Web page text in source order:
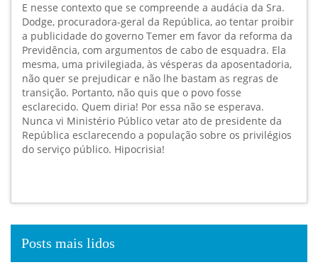
E nesse contexto que se compreende a audácia da Sra.
Dodge, procuradora-geral da República, ao tentar proibir
a publicidade do governo Temer em favor da reforma da
Previdência, com argumentos de cabo de esquadra. Ela
mesma, uma privilegiada, às vésperas da aposentadoria,
não quer se prejudicar e não lhe bastam as regras de
transição. Portanto, não quis que o povo fosse
esclarecido. Quem diria! Por essa não se esperava.
Nunca vi Ministério Público vetar ato de presidente da
República esclarecendo a população sobre os privilégios
do serviço público. Hipocrisia!
Posts mais lidos